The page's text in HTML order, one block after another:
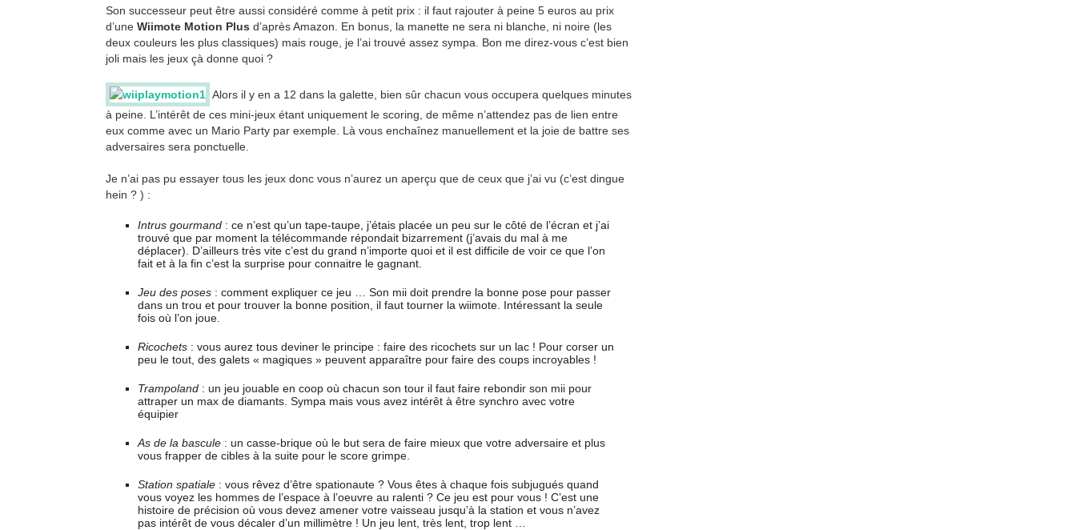
Son successeur peut être aussi considéré comme à petit prix : il faut rajouter à peine 5 euros au prix
d’une Wiimote Motion Plus d’après Amazon. En bonus, la manette ne sera ni blanche, ni noire (les
deux couleurs les plus classiques) mais rouge, je l’ai trouvé assez sympa. Bon me direz-vous c’est bien
joli mais les jeux çà donne quoi ?
Alors il y en a 12 dans la galette, bien sûr chacun vous occupera quelques minutes
à peine. L’intérêt de ces mini-jeux étant uniquement le scoring, de même n’attendez pas de lien entre
eux comme avec un Mario Party par exemple. Là vous enchaînez manuellement et la joie de battre ses
adversaires sera ponctuelle.
Je n’ai pas pu essayer tous les jeux donc vous n’aurez un aperçu que de ceux que j’ai vu (c’est dingue
hein ? ) :
Intrus gourmand : ce n’est qu’un tape-taupe, j’étais placée un peu sur le côté de l’écran et j’ai
trouvé que par moment la télécommande répondait bizarrement (j’avais du mal à me
déplacer). D’ailleurs très vite c’est du grand n’importe quoi et il est difficile de voir ce que l’on
fait et à la fin c’est la surprise pour connaitre le gagnant.
Jeu des poses : comment expliquer ce jeu … Son mii doit prendre la bonne pose pour passer
dans un trou et pour trouver la bonne position, il faut tourner la wiimote. Intéressant la seule
fois où l’on joue.
Ricochets : vous aurez tous deviner le principe : faire des ricochets sur un lac ! Pour corser un
peu le tout, des galets « magiques » peuvent apparaître pour faire des coups incroyables !
Trampoland : un jeu jouable en coop où chacun son tour il faut faire rebondir son mii pour
attraper un max de diamants. Sympa mais vous avez intérêt à être synchro avec votre
équipier
As de la bascule : un casse-brique où le but sera de faire mieux que votre adversaire et plus
vous frapper de cibles à la suite pour le score grimpe.
Station spatiale : vous rêvez d’être spationaute ? Vous êtes à chaque fois subjugués quand
vous voyez les hommes de l’espace à l’oeuvre au ralenti ? Ce jeu est pour vous ! C’est une
histoire de précision où vous devez amener votre vaisseau jusqu’à la station et vous n’avez
pas intérêt de vous décaler d’un millimètre ! Un jeu lent, très lent, trop lent …